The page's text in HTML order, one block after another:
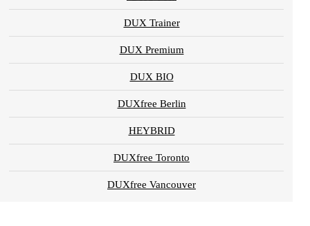
DUX Trainer
DUX Premium
DUX BIO
DUXfree Berlin
HEYBRID
DUXfree Toronto
DUXfree Vancouver